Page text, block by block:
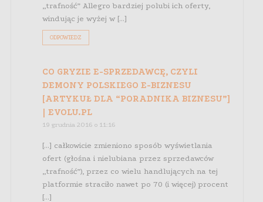
„trafność” Allegro bardziej polubi ich oferty,
windując je wyżej w […]
ODPOWIEDZ
CO GRYZIE E-SPRZEDAWCĘ, CZYLI
DEMONY POLSKIEGO E-BIZNESU
[ARTYKUŁ DLA “PORADNIKA BIZNESU”]
| EVOLU.PL
19 grudnia 2016 o 11:16
[…] całkowicie zmieniono sposób wyświetlania
ofert (głośna i nielubiana przez sprzedawców
„trafność”), przez co wielu handlujących na tej
platformie straciło nawet po 70 (i więcej) procent
[…]